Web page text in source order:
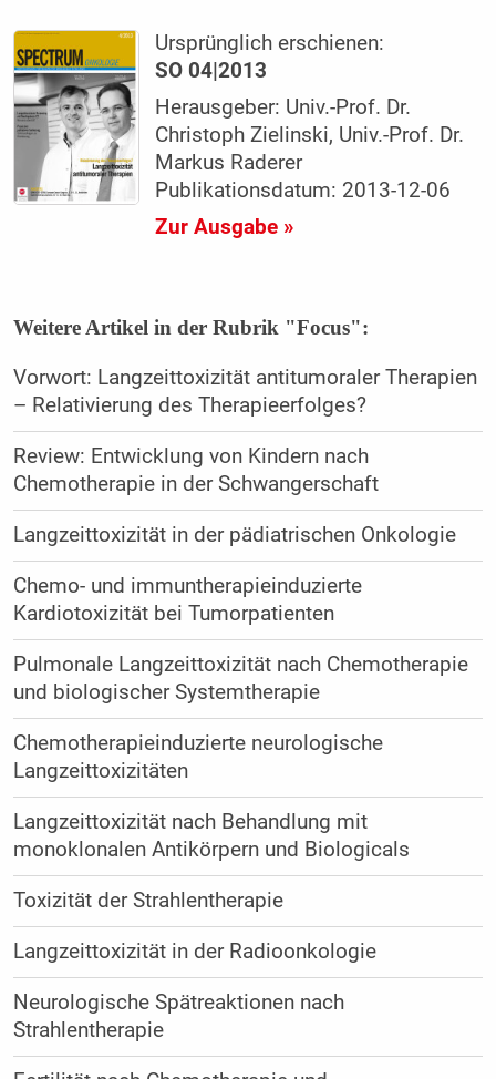
Ursprünglich erschienen:
SO 04|2013
Herausgeber: Univ.-Prof. Dr.
Christoph Zielinski, Univ.-Prof. Dr.
Markus Raderer
Publikationsdatum: 2013-12-06
Zur Ausgabe »
Weitere Artikel in der Rubrik "Focus":
Vorwort: Langzeittoxizität antitumoraler Therapien
– Relativierung des Therapieerfolges?
Review: Entwicklung von Kindern nach
Chemotherapie in der Schwangerschaft
Langzeittoxizität in der pädiatrischen Onkologie
Chemo- und immuntherapieinduzierte
Kardiotoxizität bei Tumorpatienten
Pulmonale Langzeittoxizität nach Chemotherapie
und biologischer Systemtherapie
Chemotherapieinduzierte neurologische
Langzeittoxizitäten
Langzeittoxizität nach Behandlung mit
monoklonalen Antikörpern und Biologicals
Toxizität der Strahlentherapie
Langzeittoxizität in der Radioonkologie
Neurologische Spätreaktionen nach
Strahlentherapie